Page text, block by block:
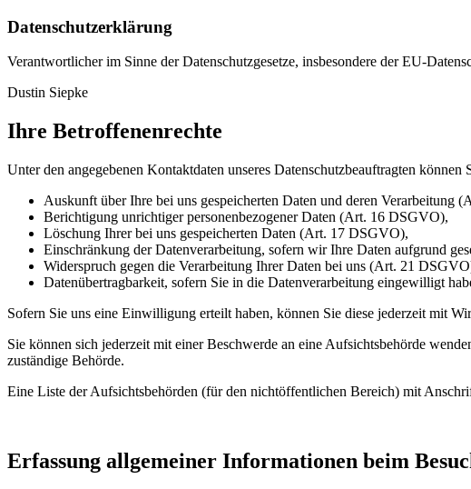
Datenschutzerklärung
Verantwortlicher im Sinne der Datenschutzgesetze, insbesondere der EU-
Dustin Siepke
Ihre Betroffenenrechte
Unter den angegebenen Kontaktdaten unseres Datenschutzbeauftragten können
Auskunft über Ihre bei uns gespeicherten Daten und deren Verarbeitung
Berichtigung unrichtiger personenbezogener Daten (Art. 16 DSGVO),
Löschung Ihrer bei uns gespeicherten Daten (Art. 17 DSGVO),
Einschränkung der Datenverarbeitung, sofern wir Ihre Daten aufgrund
Widerspruch gegen die Verarbeitung Ihrer Daten bei uns (Art. 21
Datenübertragbarkeit, sofern Sie in die Datenverarbeitung eingewilligt
Sofern Sie uns eine Einwilligung erteilt haben, können Sie diese jederzeit mit
Sie können sich jederzeit mit einer Beschwerde an eine Aufsichtsbehörde
zuständige Behörde.
Eine Liste der Aufsichtsbehörden (für den nichtöffentlichen Bereich) mit
Erfassung allgemeiner Informationen beim